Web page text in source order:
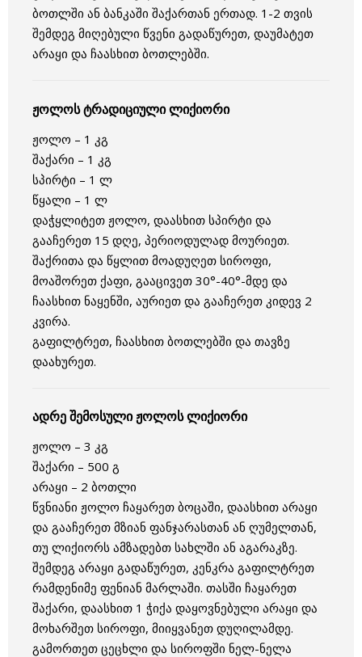
ბოთლში ან ბანკაში შაქართან ერთად. 1-2 თვის
შემდეგ მიღებული წვენი გადაწურეთ, დაუმატეთ
არაყი და ჩაასხით ბოთლებში.
ჟოლოს ტრადიციული ლიქიორი
ჟოლო – 1 კგ
შაქარი – 1 კგ
სპირტი – 1 ლ
წყალი – 1 ლ
დაჭყლიტეთ ჟოლო, დაასხით სპირტი და
გააჩერეთ 15 დღე, პერიოდულად მოურიეთ.
შაქრითა და წყლით მოადუღეთ სიროფი,
მოაშორეთ ქაფი, გააცივეთ 30°-40°-მდე და
ჩაასხით ნაყენში, აურიეთ და გააჩერეთ კიდევ 2
კვირა.
გაფილტრეთ, ჩაასხით ბოთლებში და თავზე
დაახურეთ.
ადრე შემოსული ჟოლოს ლიქიორი
ჟოლო – 3 კგ
შაქარი – 500 გ
არაყი – 2 ბოთლი
წვნიანი ჟოლო ჩაყარეთ ბოცაში, დაასხით არაყი
და გააჩერეთ მზიან ფანჯარასთან ან ღუმელთან,
თუ ლიქიორს ამზადებთ სახლში ან აგარაკზე.
შემდეგ არაყი გადაწურეთ, კენკრა გაფილტრეთ
რამდენიმე ფენიან მარლაში. თასში ჩაყარეთ
შაქარი, დაასხით 1 ჭიქა დაყოვნებული არაყი და
მოხარშეთ სიროფი, მიიყვანეთ დუღილამდე.
გამორთეთ ცეცხლი და სიროფში ნელ-ნელა